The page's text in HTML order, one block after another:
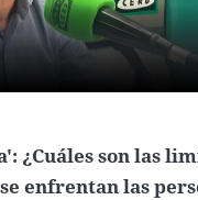
¿Cuáles son las
enfrentan las